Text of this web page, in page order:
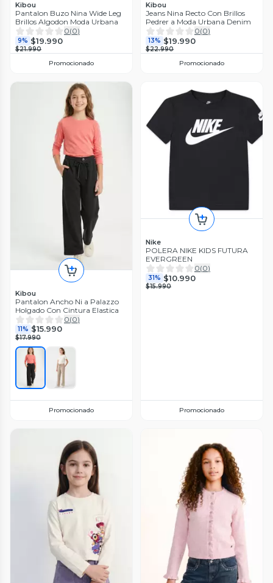
Kibou
Pantalon Buzo Nina Wide Leg
Brillos Algodon Moda Urbana
0(0)
9% $19.990
$21.990
Promocionado
Kibou
Jeans Nina Recto Con Brillos
Pedrer a Moda Urbana Denim
0(0)
13% $19.990
$22.990
Promocionado
Kibou
Pantalon Ancho Ni a Palazzo
Holgado Con Cintura Elastica
0(0)
11% $15.990
$17.990
Promocionado
Nike
POLERA NIKE KIDS FUTURA
EVERGREEN
0(0)
31% $10.990
$15.990
Promocionado